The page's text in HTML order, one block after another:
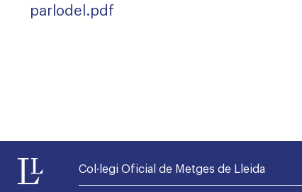
parlodel.pdf
Col·legi Oficial de Metges de Lleida